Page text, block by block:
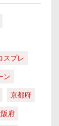
スプレ
ン
京都府
府